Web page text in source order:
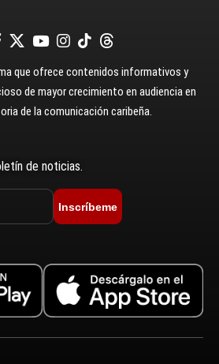
que ofrece contenidos informativos y
de mayor crecimiento en audiencia en
de la comunicación caribeña.
de noticias.
Inscríbeme